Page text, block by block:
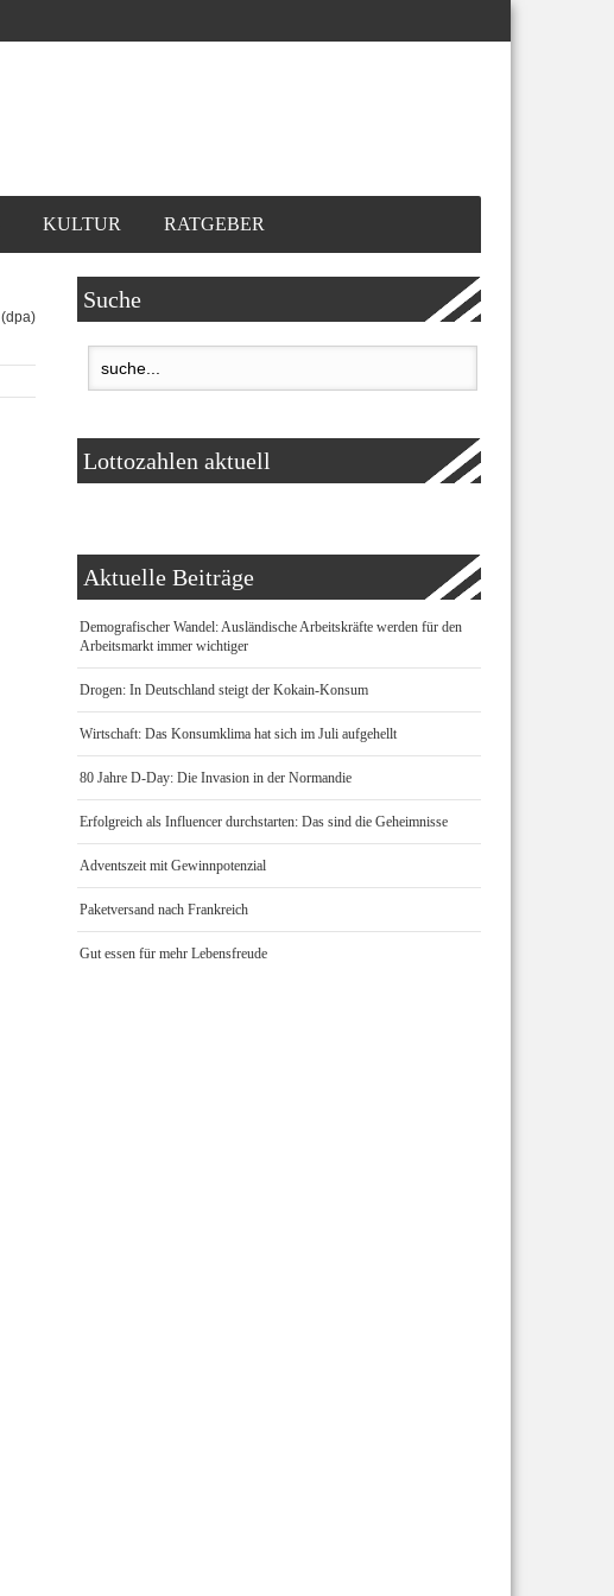
KULTUR RATGEBER
(dpa)
Suche
Lottozahlen aktuell
Aktuelle Beiträge
Demografischer Wandel: Ausländische Arbeitskräfte werden für den
Arbeitsmarkt immer wichtiger
Drogen: In Deutschland steigt der Kokain-Konsum
Wirtschaft: Das Konsumklima hat sich im Juli aufgehellt
80 Jahre D-Day: Die Invasion in der Normandie
Erfolgreich als Influencer durchstarten: Das sind die Geheimnisse
Adventszeit mit Gewinnpotenzial
Paketversand nach Frankreich
Gut essen für mehr Lebensfreude